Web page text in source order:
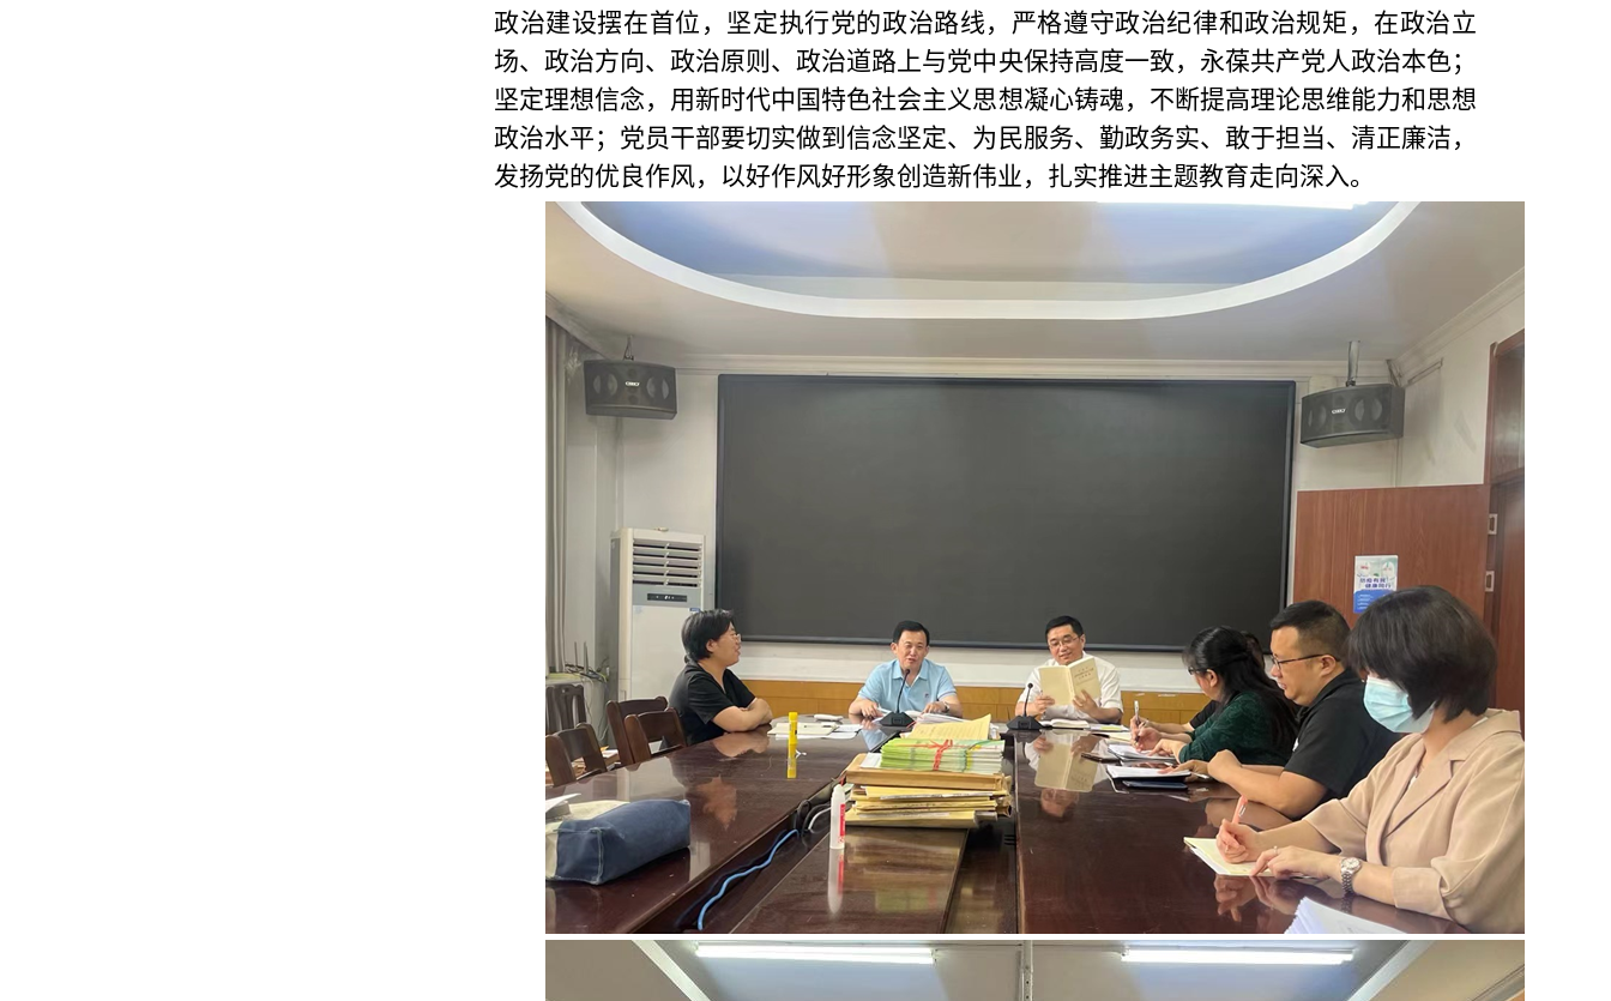
政治建设摆在首位，坚定执行党的政治路线，严格遵守政治纪律和政治规矩，在政治立
场、政治方向、政治原则、政治道路上与党中央保持高度一致，永葆共产党人政治本色；
坚定理想信念，用新时代中国特色社会主义思想凝心铸魂，不断提高理论思维能力和思想
政治水平；党员干部要切实做到信念坚定、为民服务、勤政务实、敢于担当、清正廉洁，
发扬党的优良作风，以好作风好形象创造新伟业，扎实推进主题教育走向深入。